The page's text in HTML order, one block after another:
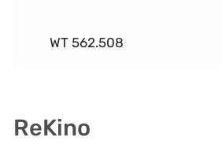
WT 562.508
ReKino